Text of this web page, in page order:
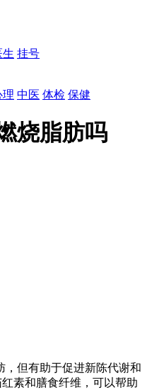
生 挂号
理 中医 体检 保健
烧脂肪吗
，但有助于促进新陈代谢和
素和膳食纤维，可以帮助